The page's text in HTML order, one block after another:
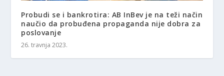
Probudi se i bankrotira: AB InBev je na teži način
naučio da probuđena propaganda nije dobra za
poslovanje
26. travnja 2023.